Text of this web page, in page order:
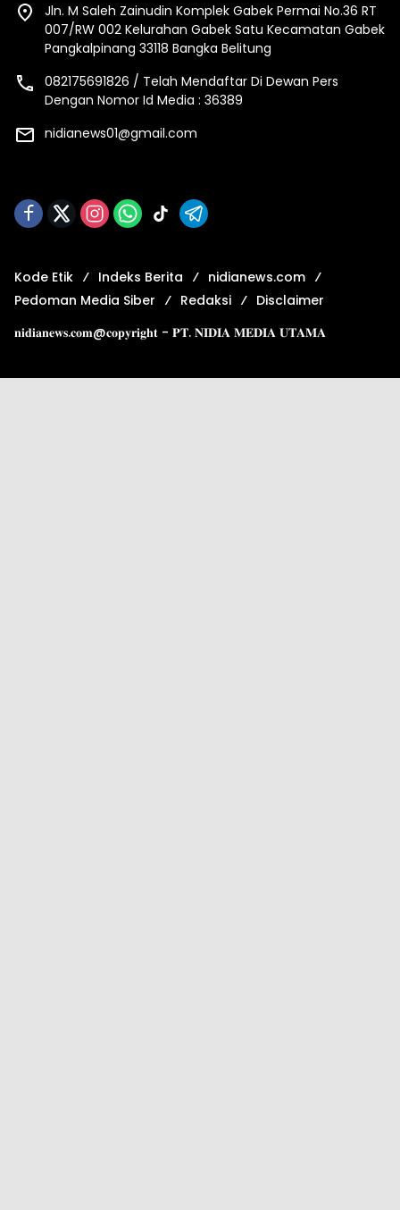
Jln. M Saleh Zainudin Komplek Gabek Permai No.36 RT
007/RW 002 Kelurahan Gabek Satu Kecamatan Gabek
Pangkalpinang 33118 Bangka Belitung
082175691826 / Telah Mendaftar Di Dewan Pers
Dengan Nomor Id Media : 36389
nidianews01@gmail.com
Kode Etik Indeks Berita
nidianews.com
Pedoman Media Siber
Redaksi
Disclaimer
𝐧𝐢𝐝𝐢𝐚𝐧𝐞𝐰𝐬.𝐜𝐨𝐦@𝐜𝐨𝐩𝐲𝐫𝐢𝐠𝐡𝐭 - 𝐏𝐓. 𝐍𝐈𝐃𝐈𝐀 𝐌𝐄𝐃𝐈𝐀 𝐔𝐓𝐀𝐌𝐀